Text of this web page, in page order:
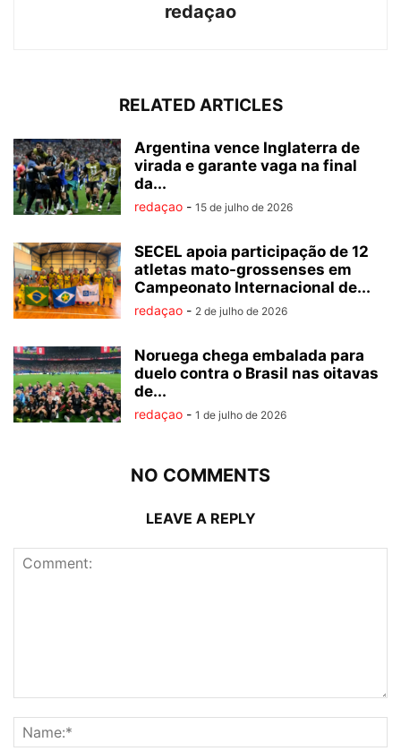
redaçao
RELATED ARTICLES
Argentina vence Inglaterra de
virada e garante vaga na final
da...
redaçao - 15 de julho de 2026
SECEL apoia participação de 12
atletas mato-grossenses em
Campeonato Internacional de...
redaçao - 2 de julho de 2026
Noruega chega embalada para
duelo contra o Brasil nas oitavas
de...
redaçao - 1 de julho de 2026
NO COMMENTS
LEAVE A REPLY